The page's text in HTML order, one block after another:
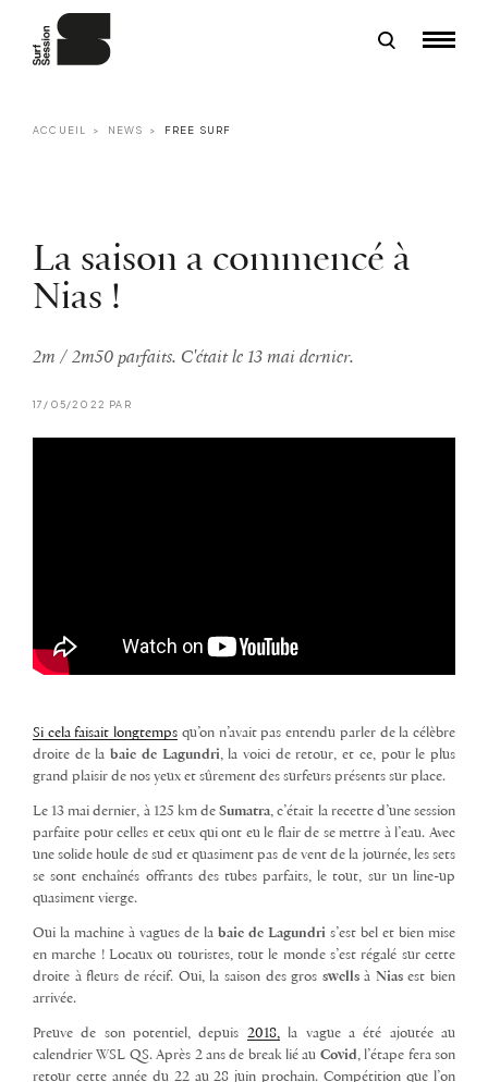
ACCUEIL NEWS FREE SURF
La saison a commencé à
Nias !
2m / 2m50 parfaits. C'était le 13 mai dernier.
17/05/2022 PAR
Si cela faisait longtemps qu’on n’avait pas entendu parler de la célèbre
droite de la baie de Lagundri, la voici de retour, et ce, pour le plus
grand plaisir de nos yeux et sûrement des surfeurs présents sur place.
Le 13 mai dernier, à 125 km deSumatra, c’était la recette d’une session
parfaite pour celles et ceux qui ont eu le flair de se mettre à l’eau. Avec
une solide houle de sud et quasiment pas de vent de la journée, les sets
se sont enchaînés offrants des tubes parfaits, le tout, sur un line-up
quasiment vierge.
Oui la machine à vagues de la baie de Lagundri s’est bel et bien mise
en marche ! Locaux ou touristes, tout le monde s’est régalé sur cette
droite à fleurs de récif. Oui, la saison des gros swellsà Niasest bien
arrivée.
Preuve de son potentiel, depuis 2018,la vague a été ajoutée au
calendrier WSL QS. Après 2 ans de break lié au Covid , l’étape fera son
retour cette année du 22 au 28 juin prochain. Compétition que l’on